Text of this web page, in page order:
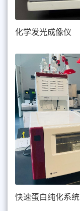
化学发光成像仪
快速蛋白纯化系统